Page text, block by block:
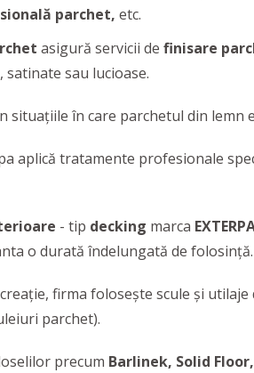
parchet, etc.
asigură servicii de finisare
sau lucioase.
situațiile în care parchetul din
aplică tratamente profesionale
- tip decking marca
o durată îndelungată de folosință.
firma folosește scule și
parchet).
precum Barlinek, Solid